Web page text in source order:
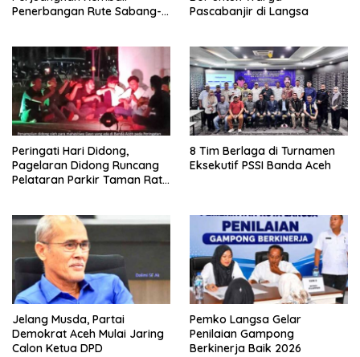
Penerbangan Rute Sabang-
Pascabanjir di Langsa
Peringati Hari Didong,
Pagelaran Didong Runcang
Pelataran Parkir Taman Ratu
8 Tim Berlaga di Turnamen
Eksekutif PSSI Banda Aceh
Jelang Musda, Partai
Demokrat Aceh Mulai Jaring
Calon Ketua DPD
Pemko Langsa Gelar
Penilaian Gampong
Berkinerja Baik 2026